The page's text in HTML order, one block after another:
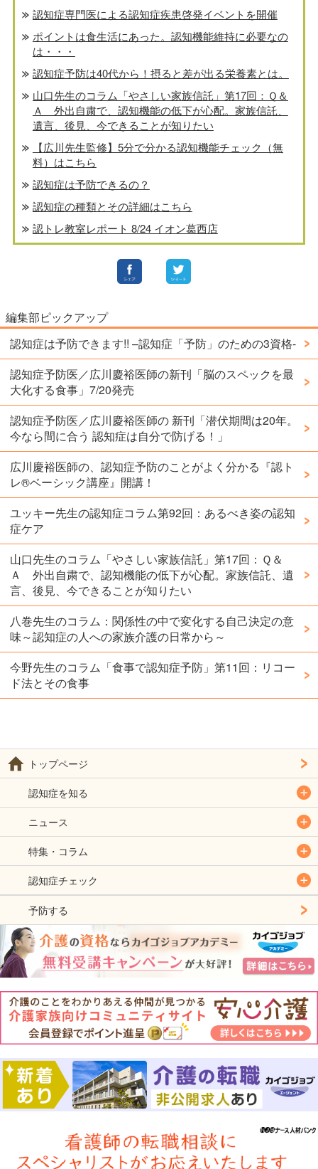
認知症専門医による認知症疾患啓発イベントを開催
ポイントは食生活にあった。認知機能維持に必要なの
は・・・
認知症予防は40代から！摂ると差が出る栄養素とは。
山口先生のコラム「やさしい家族信託」第17回：Ｑ＆
Ａ 外出自粛で、認知機能の低下が心配。家族信託、
遺言、後見、今できることが知りたい
【広川先生監修】5分で分かる認知機能チェック（無
料）はこちら
認知症は予防できるの？
認知症の種類とその詳細はこちら
認トレ教室レポート 8/24 イオン葛西店
編集部ピックアップ
認知症は予防できます!! –認知症「予防」のための3資格-
認知症予防医／広川慶裕医師の新刊「脳のスペックを最
大化する食事」7/20発売
認知症予防医／広川慶裕医師の 新刊「潜伏期間は20年。
今なら間に合う 認知症は自分で防げる！」
広川慶裕医師の、認知症予防のことがよく分かる『認ト
レ®️ベーシック講座』開講！
ユッキー先生の認知症コラム第92回：あるべき姿の認知
症ケア
山口先生のコラム「やさしい家族信託」第17回：Ｑ＆
Ａ 外出自粛で、認知機能の低下が心配。家族信託、遺
言、後見、今できることが知りたい
八巻先生のコラム：関係性の中で変化する自己決定の意
味～認知症の人への家族介護の日常から～
今野先生のコラム「食事で認知症予防」第11回：リコー
ド法とその食事
トップページ
認知症を知る
ニュース
特集・コラム
認知症チェック
予防する